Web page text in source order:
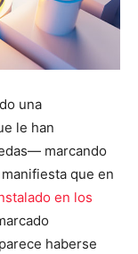
una
le han
marcando
que en
en los
haberse